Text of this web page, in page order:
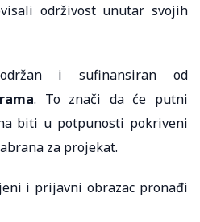
održivost unutar svojih
i sufinansiran od
. To znači da će putni
biti u potpunosti pokriveni
za projekat.
i prijavni obrazac pronađi